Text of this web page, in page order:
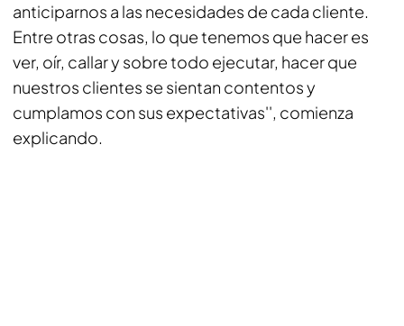
anticiparnos a las necesidades de cada cliente.
Entre otras cosas, lo que tenemos que hacer es
ver, oír, callar y sobre todo ejecutar, hacer que
nuestros clientes se sientan contentos y
cumplamos con sus expectativas'', comienza
explicando.